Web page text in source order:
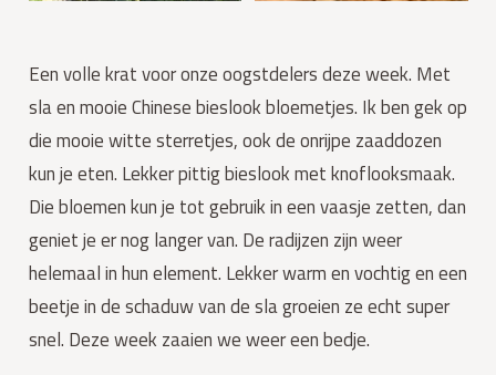
Een volle krat voor onze oogstdelers deze week. Met
sla en mooie Chinese bieslook bloemetjes. Ik ben gek op
die mooie witte sterretjes, ook de onrijpe zaaddozen
kun je eten. Lekker pittig bieslook met knoflooksmaak.
Die bloemen kun je tot gebruik in een vaasje zetten, dan
geniet je er nog langer van. De radijzen zijn weer
helemaal in hun element. Lekker warm en vochtig en een
beetje in de schaduw van de sla groeien ze echt super
snel. Deze week zaaien we weer een bedje.